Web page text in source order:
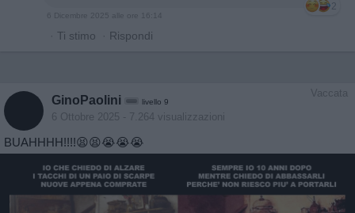
2
· Ti stimo · Rispondi
Vaccata
GinoPaolini livello 9
6 Ottobre 2025 - 7.264 visualizzazioni
BUAHHHH!!!!😫😫😭😭😭